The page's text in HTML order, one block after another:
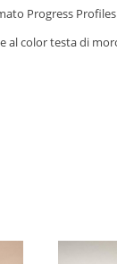
Progress
al color testa di